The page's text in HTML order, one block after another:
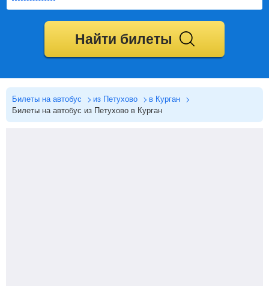
Найти билеты
Билеты на автобус из Петухово
в Курган
Билеты на автобус из Петухово в Курган